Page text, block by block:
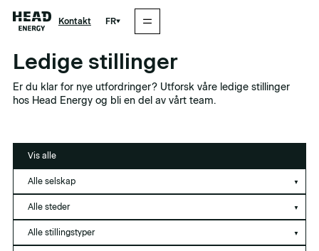
Kontakt FR
Ledige stillinger
Er du klar for nye utfordringer? Utforsk våre ledige stillinger
hos Head Energy og bli en del av vårt team.
Vis alle